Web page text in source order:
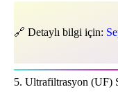
🔗 Detaylı bilgi için:
5. Ultrafiltrasyon (UF)